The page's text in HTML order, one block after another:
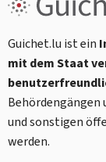
Guichet.lu ist ein
mit dem Staat
Behördengängen
und sonstigen
werden.